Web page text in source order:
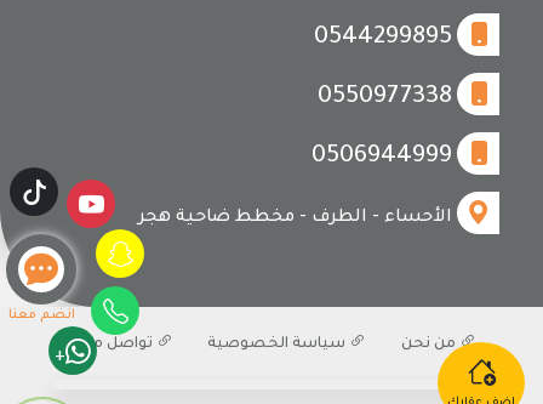
0544299895
0550977338
0506944999
الأحساء - الطرف - مخطط ضاحية هجر
من نحن سياسة الخصوصية تواصل معنا
انضم معنا
+